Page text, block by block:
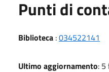
Punti di
Biblioteca :034522141
Ultimo aggiornamento: